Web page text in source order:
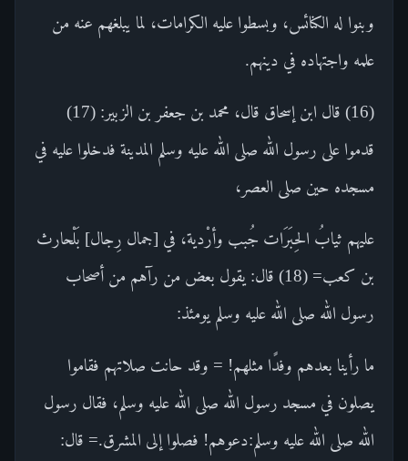
وبنوا له الكنائس، وبسطوا عليه الكرامات، لما يبلغهم عنه من
علمه واجتهاده في دينهم.
(16) قال ابن إسحاق قال، محمد بن جعفر بن الزبير: (17)
قدموا على رسول الله صلى الله عليه وسلم المدينة فدخلوا عليه في
مسجده حين صلى العصر،
عليهم ثيابُ الحِبَرَات جُبب وأرْدية، في [جمال رِجال] بَلْحارث
بن كعب= (18) قال: يقول بعض من رآهم من أصحاب
رسول الله صلى الله عليه وسلم يومئذ:
ما رأينا بعدهم وفدًا مثلهم! = وقد حانت صلاتهم فقاموا
يصلون في مسجد رسول الله صلى الله عليه وسلم، فقال رسول
الله صلى الله عليه وسلم:دعوهم! فصلوا إلى المشرق.= قال: